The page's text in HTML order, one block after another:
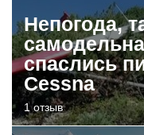
Непогода,
спаслись
Cessna
1 отзыв